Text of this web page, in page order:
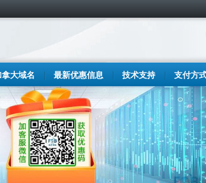
拿大域名 最新优惠信息 技术支持 支付方